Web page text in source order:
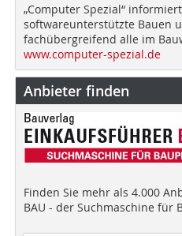
„Computer Spezial“
softwareunterstützte Bauen
fachübergreifend alle im
www.computer-spezial.de
Anbieter finden
Finden Sie mehr als 4.000
BAU - der Suchmaschine für